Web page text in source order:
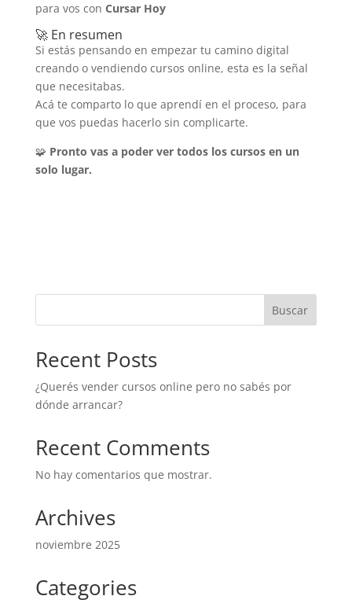
para vos con Cursar Hoy
🚀 En resumen
Si estás pensando en empezar tu camino digital
creando o vendiendo cursos online, esta es la señal
que necesitabas.
Acá te comparto lo que aprendí en el proceso, para
que vos puedas hacerlo sin complicarte.
🧩 Pronto vas a poder ver todos los cursos en un
solo lugar.
Buscar
Recent Posts
¿Querés vender cursos online pero no sabés por
dónde arrancar?
Recent Comments
No hay comentarios que mostrar.
Archives
noviembre 2025
Categories